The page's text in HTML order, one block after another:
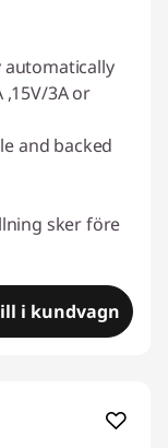
automatically
,15V/3A or
and backed
sker före
i kundvagn